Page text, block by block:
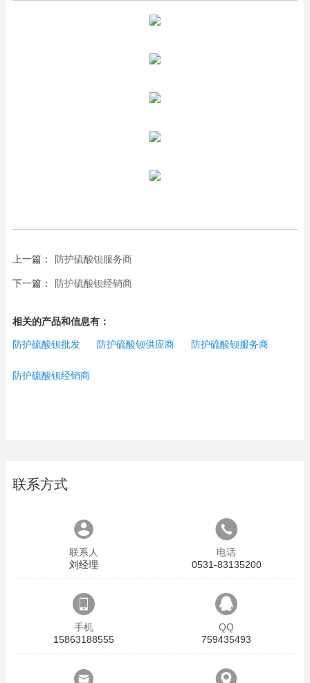
上一篇： 防护硫酸钡服务商
下一篇： 防护硫酸钡经销商
相关的产品和信息有：
防护硫酸钡批发 防护硫酸钡供应商 防护硫酸钡服务商
防护硫酸钡经销商
联系方式
联系人
刘经理
电话
0531-83135200
手机
15863188555
QQ
759435493